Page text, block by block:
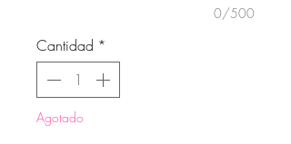
0/500
Cantidad *
Agotado